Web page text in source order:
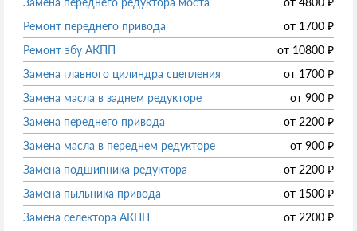
Ремонт переднего привода
от 1700 ₽
Ремонт эбу АКПП
от 10800 ₽
Замена главного цилиндра сцепления
от 1700 ₽
Замена масла в заднем редукторе
от 900 ₽
Замена переднего привода
от 2200 ₽
Замена масла в переднем редукторе
от 900 ₽
Замена подшипника редуктора
от 2200 ₽
Замена пыльника привода
от 1500 ₽
Замена селектора АКПП
от 2200 ₽